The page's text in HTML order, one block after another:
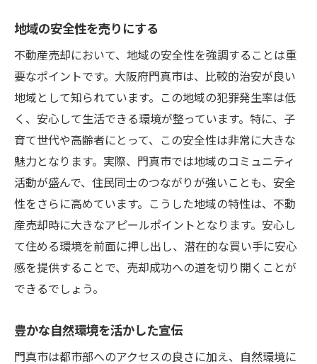
地域の安全性を売りにする
不動産売却において、地域の安全性を強調することは重
要なポイントです。大阪府門真市は、比較的治安が良い
地域として知られています。この地域の犯罪発生率は低
く、安心して生活できる環境が整っています。特に、子
育て世代や高齢者にとって、この安全性は非常に大きな
魅力となります。実際、門真市では地域のコミュニティ
活動が盛んで、住民同士のつながりが強いことも、安全
性をさらに高めています。こうした地域の特性は、不動
産売却時に大きなアピールポイントとなります。安心し
て住める環境を前面に押し出し、潜在的な買い手に安心
感を提供することで、売却成功への道を切り開くことが
できるでしょう。
豊かな自然環境を活かした宣伝
門真市は都市部へのアクセスの良さに加え、自然環境に